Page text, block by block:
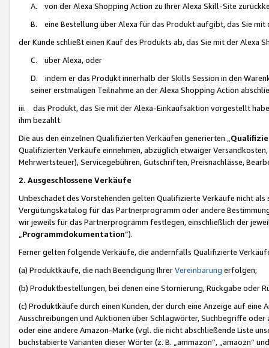
A. von der Alexa Shopping Action zu Ihrer Alexa Skill-Site
B. eine Bestellung über Alexa für das Produkt aufgibt, das Sie mit
der Kunde schließt einen Kauf des Produkts ab, das Sie mit der Alexa
C. über Alexa, oder
D. indem er das Produkt innerhalb der Skills Session in den
seiner erstmaligen Teilnahme an der Alexa Shopping Action
iii. das Produkt, das Sie mit der Alexa-Einkaufsaktion vorgestellt
ihm bezahlt.
Die aus den einzelnen Qualifizierten Verkäufen generierten „
Qualifizierten Verkäufe einnehmen, abzüglich etwaiger
Mehrwertsteuer), Servicegebühren, Gutschriften, Preisnachlässe,
2. Ausgeschlossene Verkäufe
Unbeschadet des Vorstehenden gelten Qualifizierte Verkäufe nicht
Vergütungskatalog für das Partnerprogramm oder andere
wir jeweils für das Partnerprogramm festlegen, einschließlich der
Programmdokumentation“).
Ferner gelten folgende Verkäufe, die andernfalls Qualifizierte
(a) Produktkäufe, die nach Beendigung IhrerVereinbarung erfolgen;
(b) Produktbestellungen, bei denen eine Stornierung, Rückgabe oder
(c) Produktkäufe durch einen Kunden, der durch eine Anzeige auf
Ausschreibungen und Auktionen über Schlagwörter, Suchbegriffe
oder eine andere Amazon-Marke (vgl. die nicht abschließende Liste
buchstabierte Varianten dieser Wörter (z. B. „ammazon“, „amaozn“